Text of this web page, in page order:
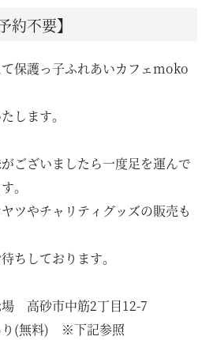
ニュース 採用情報
わせ・資料請求
ハウス来場予約
約不要】
保護っ子ふれあいカフェmoko
します。
ございましたら一度足を運んで
。
ツやチャリティグッズの販売も
ちしております。
高砂市中筋2丁目12-7
り(無料) ※下記参照